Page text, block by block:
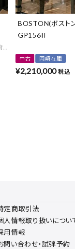
融合
BOSTON(ボスト
GP156II
中古 岡崎在庫
¥2,210,000 税込
定商取引法
人情報取り扱いについ
用情報
問い合わせ・試弾予約